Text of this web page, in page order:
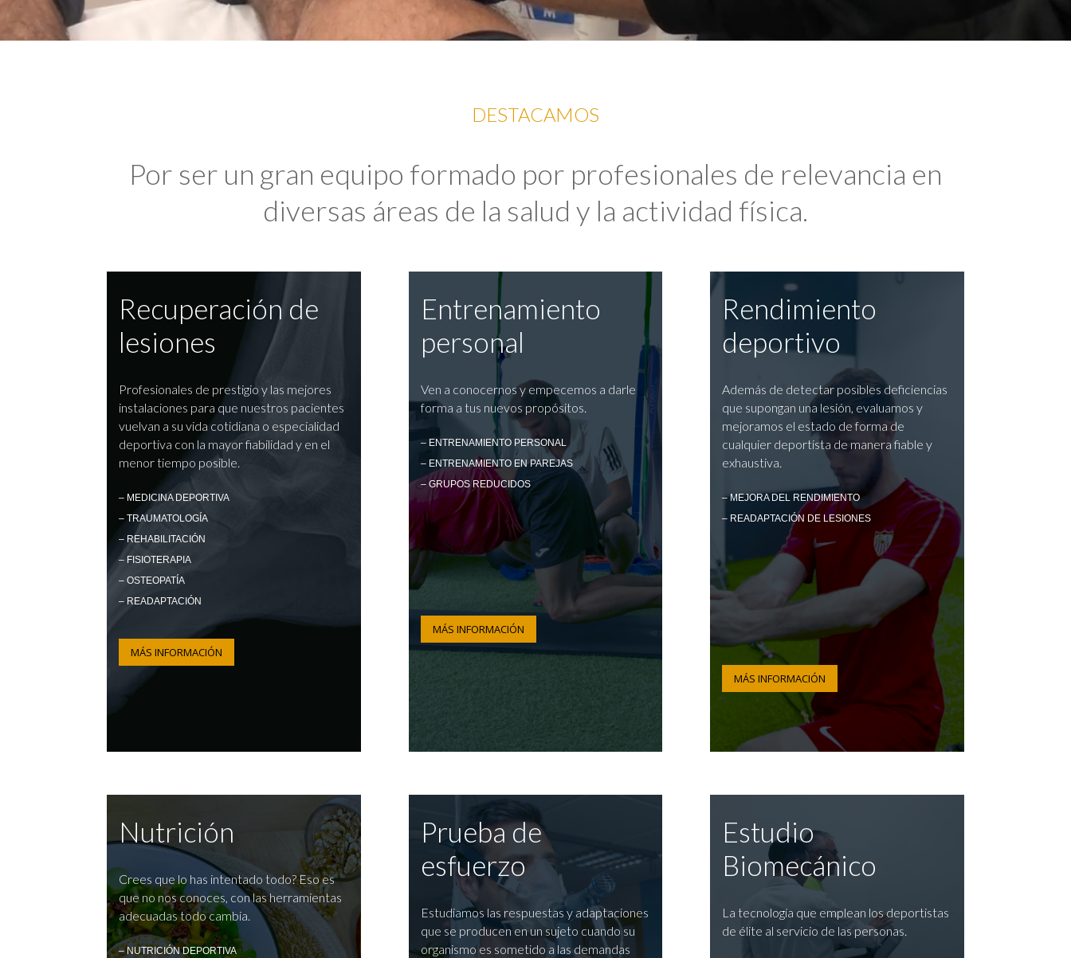
DESTACAMOS
Por ser un gran equipo formado por profesionales de relevancia en
diversas áreas de la salud y la actividad física.
Recuperación de
lesiones
Profesionales de prestigio y las mejores
instalaciones para que nuestros pacientes
vuelvan a su vida cotidiana o especialidad
deportiva con la mayor fiabilidad y en el
menor tiempo posible.
– MEDICINA DEPORTIVA
– TRAUMATOLOGÍA
– REHABILITACIÓN
– FISIOTERAPIA
– OSTEOPATÍA
– READAPTACIÓN
MÁS INFORMACIÓN
Entrenamiento
personal
Ven a conocernos y empecemos a darle
forma a tus nuevos propósitos.
– ENTRENAMIENTO PERSONAL
– ENTRENAMIENTO EN PAREJAS
– GRUPOS REDUCIDOS
MÁS INFORMACIÓN
Rendimiento
deportivo
Además de detectar posibles deficiencias
que supongan una lesión, evaluamos y
mejoramos el estado de forma de
cualquier deportista de manera fiable y
exhaustiva.
– MEJORA DEL RENDIMIENTO
– READAPTACIÓN DE LESIONES
MÁS INFORMACIÓN
Nutrición
Crees que lo has intentado todo? Eso es
que no nos conoces, con las herramientas
adecuadas todo cambia.
– NUTRICIÓN DEPORTIVA
Prueba de
esfuerzo
Estudiamos las respuestas y adaptaciones
que se producen en un sujeto cuando su
organismo es sometido a las demandas
Estudio
Biomecánico
La tecnología que emplean los deportistas
de élite al servicio de las personas.